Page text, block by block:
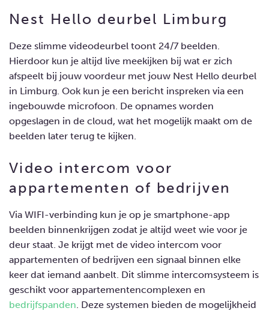
Nest Hello deurbel Limburg
Deze slimme videodeurbel toont 24/7 beelden.
Hierdoor kun je altijd live meekijken bij wat er zich
afspeelt bij jouw voordeur met jouw Nest Hello deurbel
in Limburg. Ook kun je een bericht inspreken via een
ingebouwde microfoon. De opnames worden
opgeslagen in de cloud, wat het mogelijk maakt om de
beelden later terug te kijken.
Video intercom voor
appartementen of bedrijven
Via WIFI-verbinding kun je op je smartphone-app
beelden binnenkrijgen zodat je altijd weet wie voor je
deur staat. Je krijgt met de video intercom voor
appartementen of bedrijven een signaal binnen elke
keer dat iemand aanbelt. Dit slimme intercomsysteem is
geschikt voor appartementencomplexen en
bedrijfspanden. Deze systemen bieden de mogelijkheid